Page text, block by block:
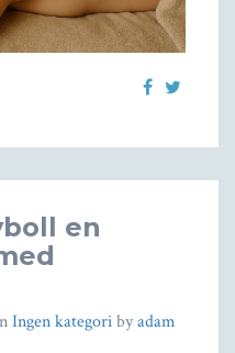
en
Ingen kategoribyadam